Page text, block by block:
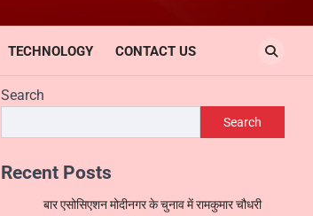
TECHNOLOGY CONTACT US
Search
Search
Recent Posts
बार एसोसिएशन मोदीनगर के चुनाव में रामकुमार चौधरी